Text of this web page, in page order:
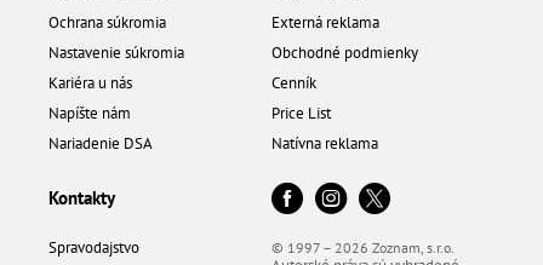
Ochrana súkromia
Nastavenie súkromia
Kariéra u nás
Napíšte nám
Nariadenie DSA
Externá reklama
Obchodné podmienky
Cenník
Price List
Natívna reklama
Kontakty
Spravodajstvo © 1997 – 2026 Zoznam, s.r.o.